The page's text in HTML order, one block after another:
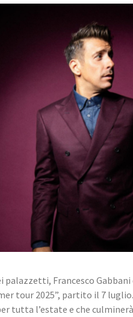
palazzetti, Francesco
tour 2025”, partito il 7
tutta l’estate e che